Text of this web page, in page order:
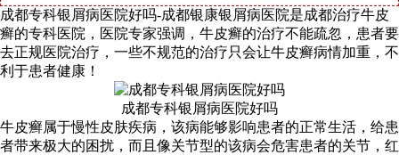
成都专科银屑病医院好吗-成都银康银屑病医院是成都治疗牛皮
癣的专科医院，医院专家强调，牛皮癣的治疗不能疏忽，患者要
去正规医院治疗，一些不规范的治疗只会让牛皮癣病情加重，不
利于患者健康！
成都专科银屑病医院好吗
牛皮癣属于慢性皮肤疾病，该病能够影响患者的正常生活，给患
者带来极大的困扰，而且像关节型的该病会危害患者的关节，红